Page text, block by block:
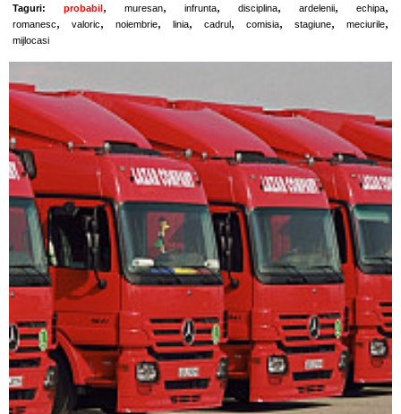
Taguri: probabil , muresan, infrunta, disciplina, ardelenii, echipa,
romanesc, valoric, noiembrie, linia, cadrul , comisia, stagiune, meciurile,
mijlocasi